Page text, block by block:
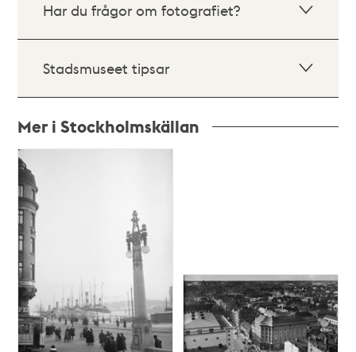
Har du frågor om fotografiet?
Stadsmuseet tipsar
Mer i Stockholmskällan
Relaterade
poster
och
teman